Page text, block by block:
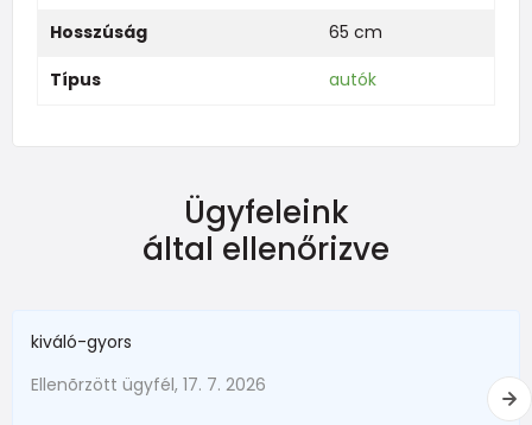
Hosszúság
65 cm
Típus
autók
Ügyfeleink
által ellenőrizve
kiváló-gyors
Ellenõrzött ügyfél, 17. 7. 2026